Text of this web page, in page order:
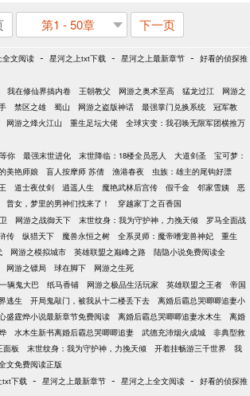
第1 - 50章 下一页
全文阅读 - 星河之上txt下载 - 星河之上最新章节 - 好看的侦探推
我在修仙界搞内卷 王朝教父 网游之奥术至高 猛龙过江
网游之
禁区之雄 蜀山 网游之盗版神话 最强掌门兑换系统
冠军教
网游之烽火江山 重生足坛大佬
全球灾变：我召唤无限军团横推万
你 最强末世进化 末世降临：18楼全员恶人 大道剑圣
宝可梦：
美艳师娘 盲人按摩师 苏倩 渔港春夜
虫族：雄主的尾钩好漂
道士夜仗剑 逍遥人生 魔艳武林后宫传 假千金 邻家雪姨
恶
普女，梦里的男神们找来了！ 穿越家丁之百香国
网游之战御天下 末世纹身：我为守护神，力挽天倾
罗马全面战
传 纵猎天下 魔兽永恒之树 全系灵师：魔帝嗜宠兽神妃
重生
网游之模拟城市 英雄联盟之巅峰之路
陆隐小说免费阅读全
网游之镖局 球在脚下 网游之生死
辆鬼大巴 纸马香铺 网游之极品生活玩家 英雄联盟之王者
帝国
逃生 开局鬼敲门，被我从十二楼丢下去
离婚后霸总哭唧唧追妻小
盛霆烨小说最新章节免费阅读 离婚后霸总哭唧唧追妻水木生
离婚
水木生新书离婚后霸总哭唧唧追妻 武德充沛烟火成城
非典型救
面板 末世纹身：我为守护神，力挽天倾 开着挂畅游三千世界
我
文免费阅读正版
txt下载 - 星河之上最新章节 - 星河之上全文阅读 - 好看的侦探推